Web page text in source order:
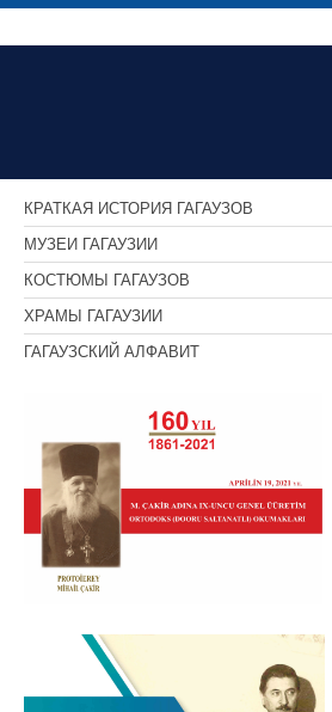
КРАТКАЯ ИСТОРИЯ ГАГАУЗОВ
МУЗЕИ ГАГАУЗИИ
КОСТЮМЫ ГАГАУЗОВ
ХРАМЫ ГАГАУЗИИ
ГАГАУЗСКИЙ АЛФАВИТ